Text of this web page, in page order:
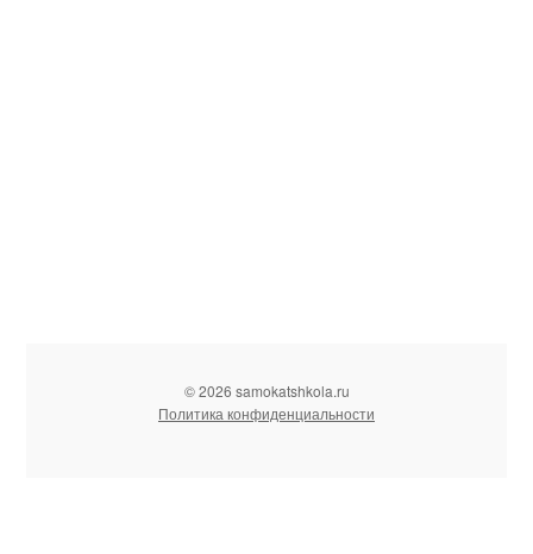
© 2026 samokatshkola.ru
Политика конфиденциальности